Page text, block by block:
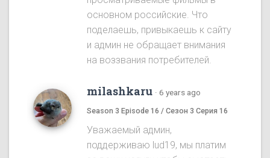
основном российские. Что
поделаешь, привыкаешь к сайту
и админ не обращает внимания
на воззвания потребителей.
milashkaru · 6 years ago
Season 3 Episode 16 / Сезон 3 Серия 16
Уважаемый админ,
поддерживаю lud19, мы платим